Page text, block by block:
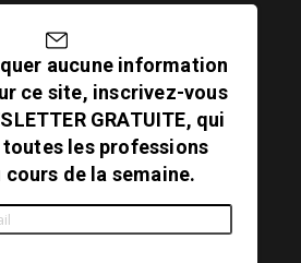
aucune information
ce site, inscrivez-vous
GRATUITE, qui
les professions
cours de la semaine.